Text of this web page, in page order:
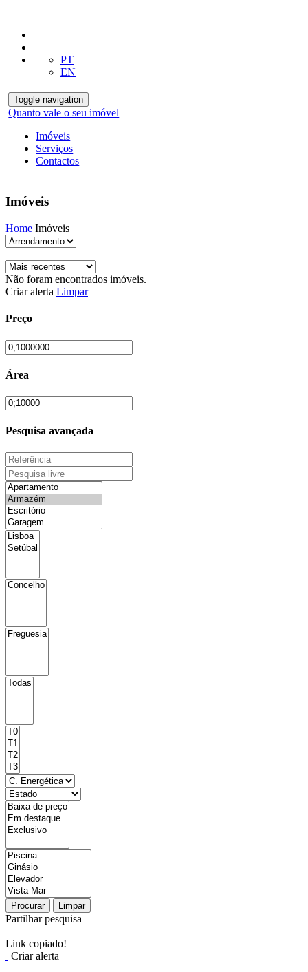
PT
EN
Toggle navigation
Quanto vale o seu imóvel
Imóveis
Serviços
Contactos
Imóveis
Home Imóveis
Não foram encontrados imóveis.
Criar alerta Limpar
Preço
Área
Pesquisa avançada
Procurar Limpar
Partilhar pesquisa
Link copiado!
Criar alerta